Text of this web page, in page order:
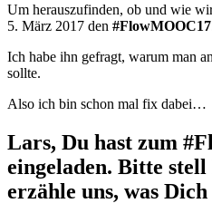
Um herauszufinden, ob und wie
5. März 2017 den #FlowMOOC17
Ich habe ihn gefragt, warum man
sollte.
Also ich bin schon mal fix dabei…
Lars, Du hast zum
eingeladen. Bitte
erzähle uns, was